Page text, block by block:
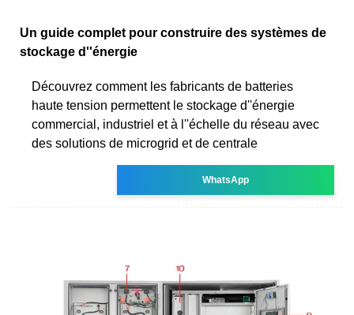
Un guide complet pour construire des systèmes de
stockage d''énergie
Découvrez comment les fabricants de batteries
haute tension permettent le stockage d''énergie
commercial, industriel et à l''échelle du réseau avec
des solutions de microgrid et de centrale
WhatsApp